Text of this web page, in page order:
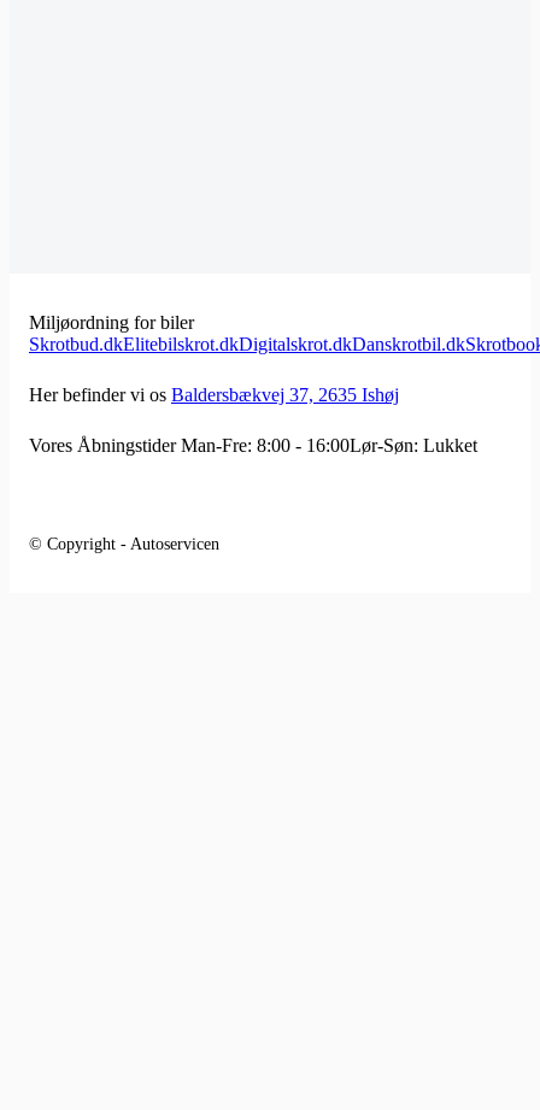
Miljøordning for biler
Skrotbud.dkElitebilskrot.dkDigitalskrot.dkDanskrotbil.dk
Her befinder vi os Baldersbækvej 37, 2635 Ishøj
Vores Åbningstider Man-Fre: 8:00 - 16:00Lør-Søn: Lukket
© Copyright - Autoservicen